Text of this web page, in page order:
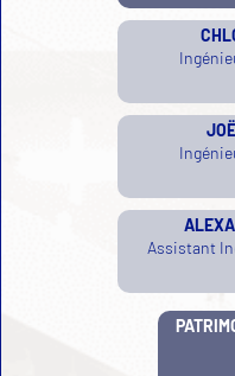
Assistant